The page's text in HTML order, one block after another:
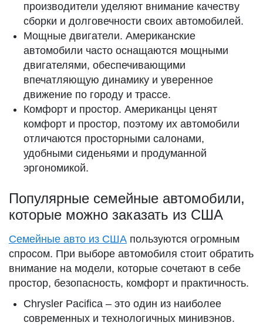
производители уделяют внимание качеству
сборки и долговечности своих автомобилей.
Мощные двигатели. Американские
автомобили часто оснащаются мощными
двигателями, обеспечивающими
впечатляющую динамику и уверенное
движение по городу и трассе.
Комфорт и простор. Американцы ценят
комфорт и простор, поэтому их автомобили
отличаются просторными салонами,
удобными сиденьями и продуманной
эргономикой.
Популярные семейные автомобили,
которые можно заказать из США
Семейные авто из США пользуются огромным
спросом. При выборе автомобиля стоит обратить
внимание на модели, которые сочетают в себе
простор, безопасность, комфорт и практичность.
Chrysler Pacifica – это один из наиболее
современных и технологичных минивэнов.